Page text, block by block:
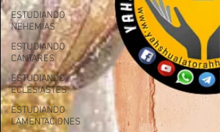
ESTUDIANDO
NEHEMIAS
ESTUDIANDO
CANTARES
ESTUDIANDO
ECLESIASTES
ESTUDIANDO
LAMENTACIONES